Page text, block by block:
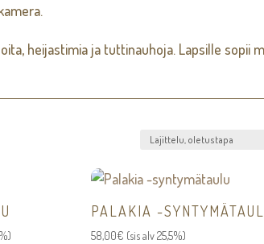
heijastimia ja tuttinauhoja. Lapsille sopii
PALAKIA -
58,00€ (sis alv 25,5%)